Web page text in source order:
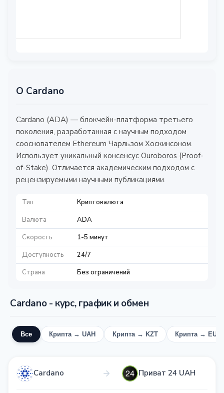
О Cardano
Cardano (ADA) — блокчейн-платформа третьего
поколения, разработанная с научным подходом
сооснователем Ethereum Чарльзом Хоскинсоном.
Использует уникальный консенсус Ouroboros (Proof-
of-Stake). Отличается академическим подходом с
рецензируемыми научными публикациями.
Тип
Криптовалюта
Валюта
ADA
Скорость
1-5 минут
Доступность
24/7
Страна
Без ограничений
Cardano - курс, график и обмен
Все Крипта → UAH Крипта → KZT Крипта → EUR
Cardano Приват 24 UAH